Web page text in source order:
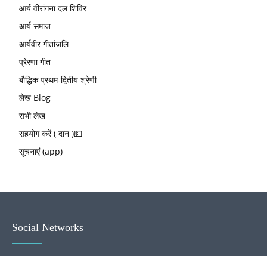
आर्य वीरांगना दल शिविर
आर्य समाज
आर्यवीर गीतांजलि
प्रेरणा गीत
बौद्धिक प्रथम-द्वितीय श्रेणी
लेख Blog
सभी लेख
सहयोग करें ( दान )💵
सूचनाएं (app)
Social Networks